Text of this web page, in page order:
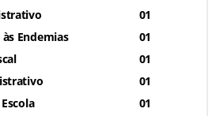
Endemias
01
01
01
01
01